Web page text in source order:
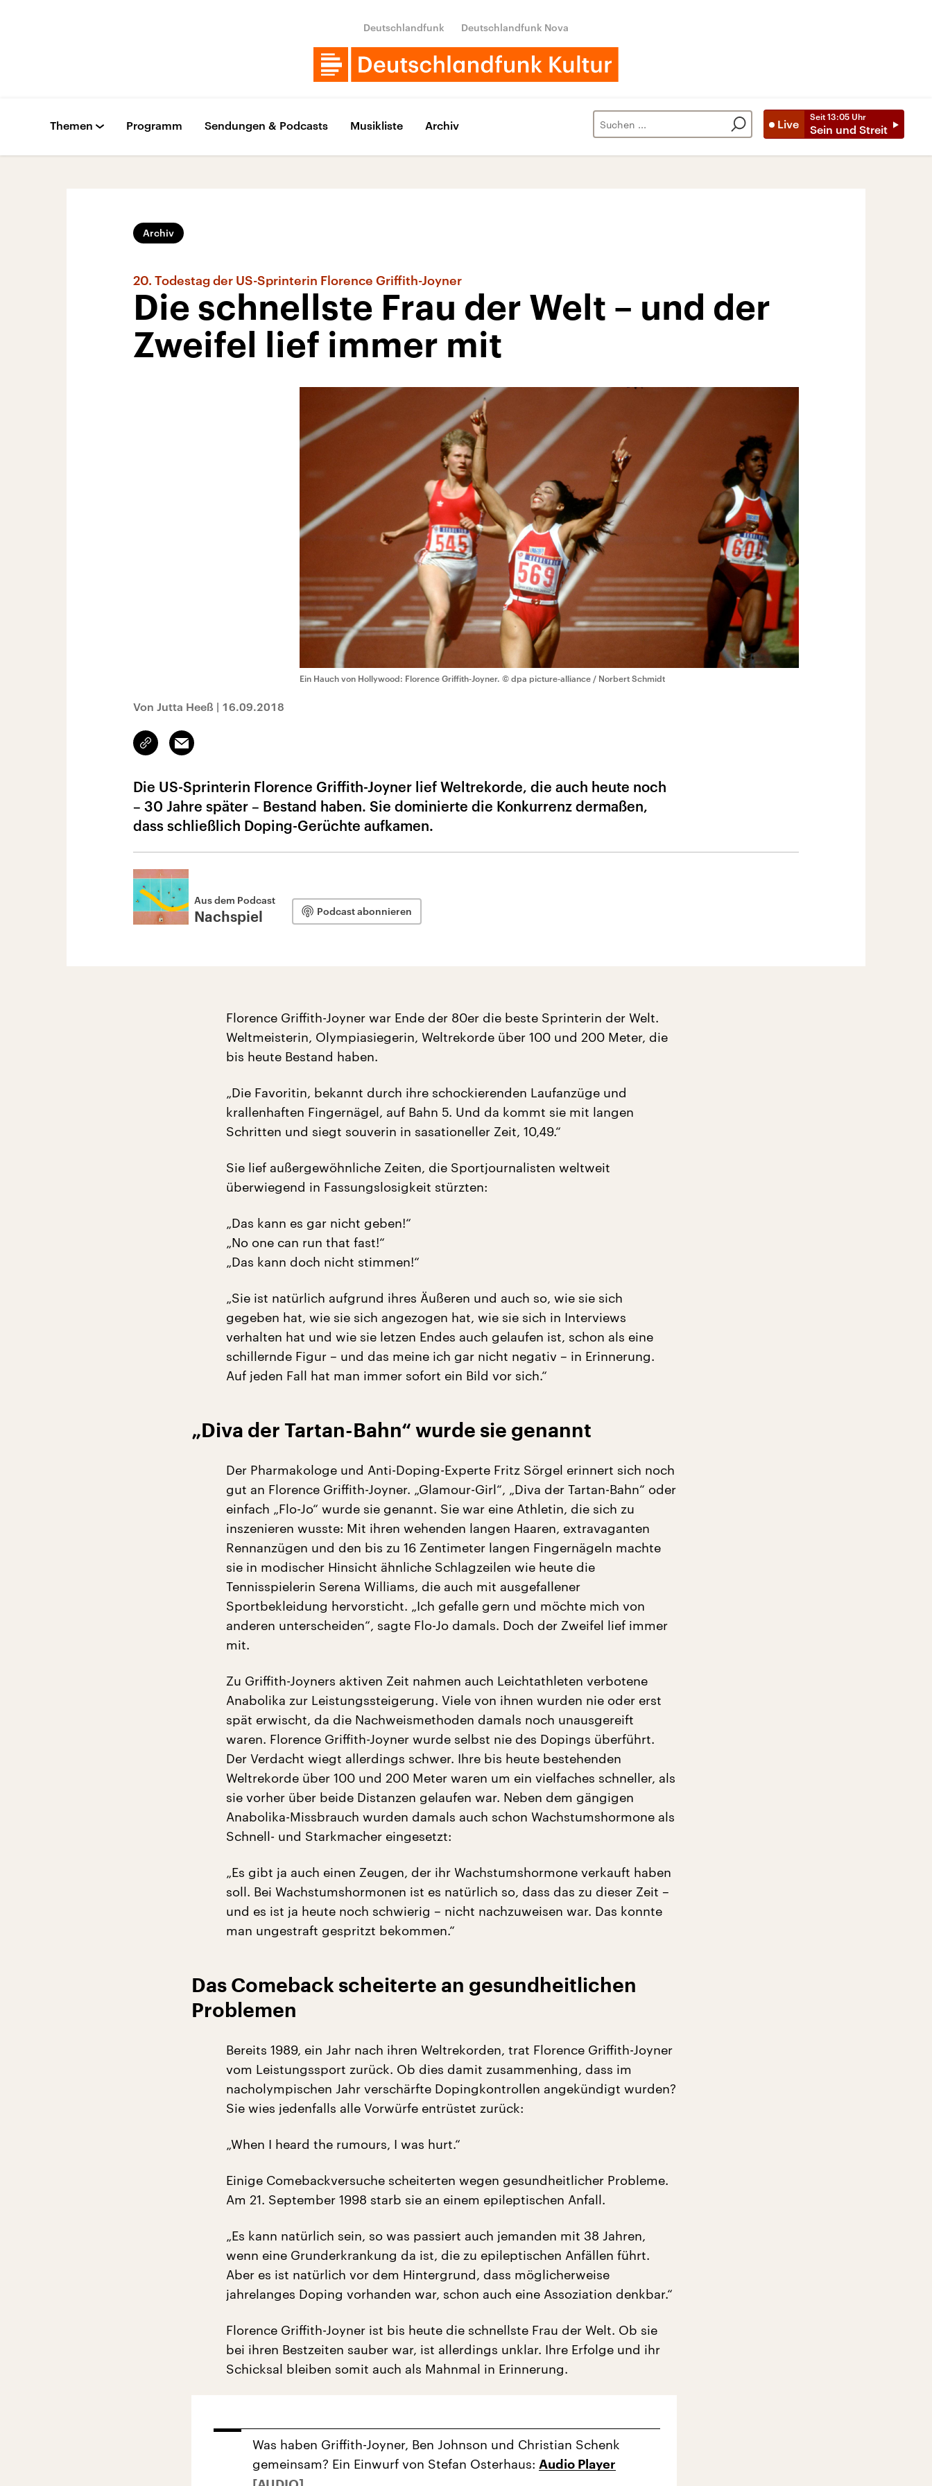
Deutschlandfunk Deutschlandfunk Nova
Live
Seit 13:05 Uhr
Sein und Streit
Themen Programm Sendungen & Podcasts Musikliste Archiv
Archiv
20. Todestag der US-Sprinterin Florence Griffith-Joyner
Die schnellste Frau der Welt – und der
Zweifel lief immer mit
Ein Hauch von Hollywood: Florence Griffith-Joyner. © dpa picture-alliance / Norbert Schmidt
Von Jutta Heeß | 16.09.2018
Link
kopieren/teilen
Email
Die US-Sprinterin Florence Griffith-Joyner lief Weltrekorde, die auch heute noch
– 30 Jahre später – Bestand haben. Sie dominierte die Konkurrenz dermaßen,
dass schließlich Doping-Gerüchte aufkamen.
Aus dem Podcast
Nachspiel Podcast abonnieren
Florence Griffith-Joyner war Ende der 80er die beste Sprinterin der Welt.
Weltmeisterin, Olympiasiegerin, Weltrekorde über 100 und 200 Meter, die
bis heute Bestand haben.
„Die Favoritin, bekannt durch ihre schockierenden Laufanzüge und
krallenhaften Fingernägel, auf Bahn 5. Und da kommt sie mit langen
Schritten und siegt souverin in sasationeller Zeit, 10,49.“
Sie lief außergewöhnliche Zeiten, die Sportjournalisten weltweit
überwiegend in Fassungslosigkeit stürzten:
„Das kann es gar nicht geben!“
„No one can run that fast!“
„Das kann doch nicht stimmen!“
„Sie ist natürlich aufgrund ihres Äußeren und auch so, wie sie sich
gegeben hat, wie sie sich angezogen hat, wie sie sich in Interviews
verhalten hat und wie sie letzen Endes auch gelaufen ist, schon als eine
schillernde Figur – und das meine ich gar nicht negativ – in Erinnerung.
Auf jeden Fall hat man immer sofort ein Bild vor sich.“
„Diva der Tartan-Bahn“ wurde sie genannt
Der Pharmakologe und Anti-Doping-Experte Fritz Sörgel erinnert sich noch
gut an Florence Griffith-Joyner. „Glamour-Girl“, „Diva der Tartan-Bahn“ oder
einfach „Flo-Jo“ wurde sie genannt. Sie war eine Athletin, die sich zu
inszenieren wusste: Mit ihren wehenden langen Haaren, extravaganten
Rennanzügen und den bis zu 16 Zentimeter langen Fingernägeln machte
sie in modischer Hinsicht ähnliche Schlagzeilen wie heute die
Tennisspielerin Serena Williams, die auch mit ausgefallener
Sportbekleidung hervorsticht. „Ich gefalle gern und möchte mich von
anderen unterscheiden“, sagte Flo-Jo damals. Doch der Zweifel lief immer
mit.
Zu Griffith-Joyners aktiven Zeit nahmen auch Leichtathleten verbotene
Anabolika zur Leistungssteigerung. Viele von ihnen wurden nie oder erst
spät erwischt, da die Nachweismethoden damals noch unausgereift
waren. Florence Griffith-Joyner wurde selbst nie des Dopings überführt.
Der Verdacht wiegt allerdings schwer. Ihre bis heute bestehenden
Weltrekorde über 100 und 200 Meter waren um ein vielfaches schneller, als
sie vorher über beide Distanzen gelaufen war. Neben dem gängigen
Anabolika-Missbrauch wurden damals auch schon Wachstumshormone als
Schnell- und Starkmacher eingesetzt:
„Es gibt ja auch einen Zeugen, der ihr Wachstumshormone verkauft haben
soll. Bei Wachstumshormonen ist es natürlich so, dass das zu dieser Zeit –
und es ist ja heute noch schwierig – nicht nachzuweisen war. Das konnte
man ungestraft gespritzt bekommen.“
Das Comeback scheiterte an gesundheitlichen
Problemen
Bereits 1989, ein Jahr nach ihren Weltrekorden, trat Florence Griffith-Joyner
vom Leistungssport zurück. Ob dies damit zusammenhing, dass im
nacholympischen Jahr verschärfte Dopingkontrollen angekündigt wurden?
Sie wies jedenfalls alle Vorwürfe entrüstet zurück:
„When I heard the rumours, I was hurt.“
Einige Comebackversuche scheiterten wegen gesundheitlicher Probleme.
Am 21. September 1998 starb sie an einem epileptischen Anfall.
„Es kann natürlich sein, so was passiert auch jemanden mit 38 Jahren,
wenn eine Grunderkrankung da ist, die zu epileptischen Anfällen führt.
Aber es ist natürlich vor dem Hintergrund, dass möglicherweise
jahrelanges Doping vorhanden war, schon auch eine Assoziation denkbar.“
Florence Griffith-Joyner ist bis heute die schnellste Frau der Welt. Ob sie
bei ihren Bestzeiten sauber war, ist allerdings unklar. Ihre Erfolge und ihr
Schicksal bleiben somit auch als Mahnmal in Erinnerung.
Was haben Griffith-Joyner, Ben Johnson und Christian Schenk
gemeinsam? Ein Einwurf von Stefan Osterhaus: Audio Player